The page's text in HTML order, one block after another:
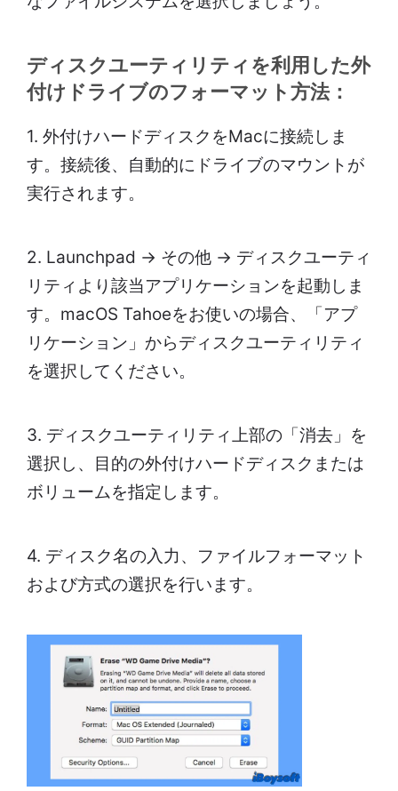
ディスクユーティリティを利用した外
付けドライブのフォーマット方法：
1. 外付けハードディスクをMacに接続しま
す。接続後、自動的にドライブのマウントが
実行されます。
2. Launchpad → その他 → ディスクユーティ
リティより該当アプリケーションを起動しま
す。macOS Tahoeをお使いの場合、「アプ
リケーション」からディスクユーティリティ
を選択してください。
3. ディスクユーティリティ上部の「消去」を
選択し、目的の外付けハードディスクまたは
ボリュームを指定します。
4. ディスク名の入力、ファイルフォーマット
および方式の選択を行います。